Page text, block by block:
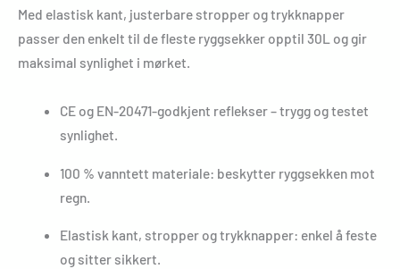
Med elastisk kant, justerbare stropper og trykknapper
passer den enkelt til de fleste ryggsekker opptil 30L og gir
maksimal synlighet i mørket.
CE og EN-20471-godkjent reflekser – trygg og testet
synlighet.
100 % vanntett materiale: beskytter ryggsekken mot
regn.
Elastisk kant, stropper og trykknapper: enkel å feste
og sitter sikkert.